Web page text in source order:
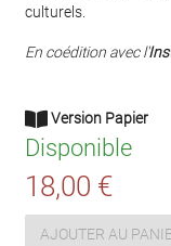
culturels.
En coédition avec l'
Version Papier
Disponible
18,00 €
AJOUTER AU